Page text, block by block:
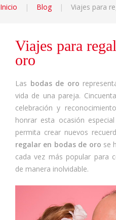
Inicio Blog Viajes para
Viajes para
oro
Las bodas de oro
vida de una pareja.
celebración y
honrar esta ocasión
permita crear nuevos
regalar en bodas de oro se
cada vez más popular para
de manera inolvidable.